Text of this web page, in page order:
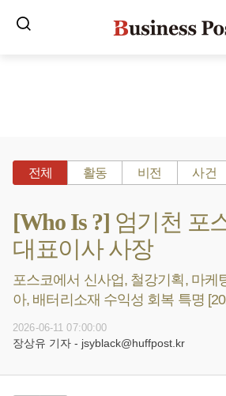
전체 활동 비전 사건
[Who Is ?] 엄기천 포
대표이사 사장
포스코에서 신사업, 철강기획, 마케
아, 배터리소재 수익성 회복 특명
2026-06-11 07:00:00
장상유 기자 - jsyblack@huffpost.kr